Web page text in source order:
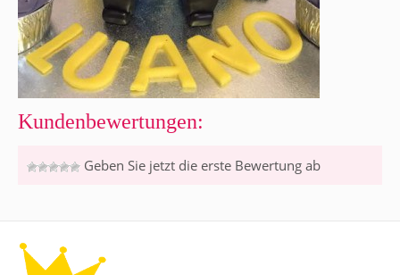
Kundenbewertungen:
Geben Sie jetzt die erste Bewertung ab